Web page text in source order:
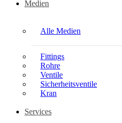
Medien
Alle Medien
Fittings
Rohre
Ventile
Sicherheitsventile
Kran
Services